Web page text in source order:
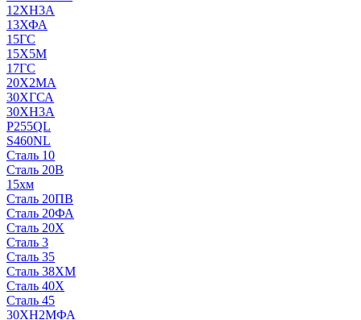
12ХН3А
13ХФА
15ГС
15Х5М
17ГС
20Х2МА
30ХГСА
30ХН3А
P255QL
S460NL
Сталь 10
Сталь 20В
15хм
Сталь 20ПВ
Сталь 20ФА
Сталь 20Х
Сталь 3
Сталь 35
Сталь 38ХМ
Сталь 40Х
Сталь 45
30ХН2МФА